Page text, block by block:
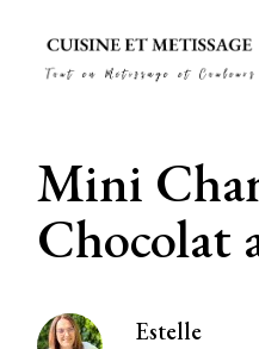
content
Mini
Chocolat
Estelle